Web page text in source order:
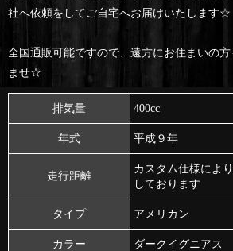
社へ依頼をしてご自宅へお届けいたします☆
全国通販可能ですので、遠方にお住まいの
ませ☆
排気量 400cc
年式 平成９年
走行距離
カスタム仕様によ
しております
タイプ アメリカン
カラー ダークイグニアス